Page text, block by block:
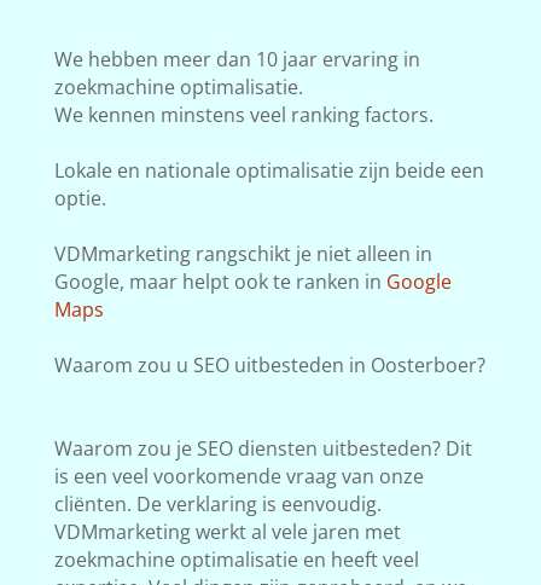
We hebben meer dan 10 jaar ervaring in
zoekmachine optimalisatie.
We kennen minstens veel ranking factors.
Lokale en nationale optimalisatie zijn beide een
optie.
VDMmarketing rangschikt je niet alleen in
Google, maar helpt ook te ranken in Google
Maps
Waarom zou u SEO uitbesteden in Oosterboer?
Waarom zou je SEO diensten uitbesteden? Dit
is een veel voorkomende vraag van onze
cliënten. De verklaring is eenvoudig.
VDMmarketing werkt al vele jaren met
zoekmachine optimalisatie en heeft veel